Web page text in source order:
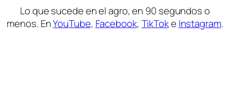
Lo que sucede en el agro, en 90 segundos o
menos. EnYouTube, Facebook, TikToke Instagram.